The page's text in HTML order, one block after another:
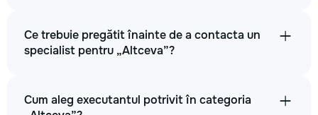
Ce trebuie pregătit înainte de a contacta un
specialist pentru „Altceva”?
Cum aleg executantul potrivit în categoria